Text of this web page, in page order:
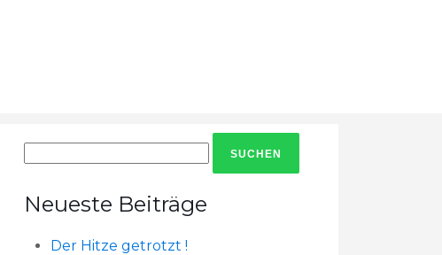
Suchen
nach:
Neueste Beiträge
Der Hitze getrotzt !